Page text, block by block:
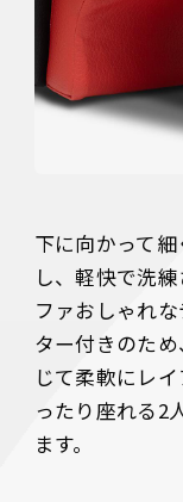
下に向かって
し、軽快で洗
ファおしゃれ
ター付きのた
じて柔軟にレ
ったり座れる2
ます。